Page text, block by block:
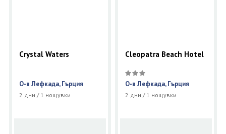
Crystal Waters
О-в Лефкада, Гърция
2 дни / 1 нощувки
Cleopatra Beach Hotel
О-в Лефкада, Гърция
2 дни / 1 нощувки